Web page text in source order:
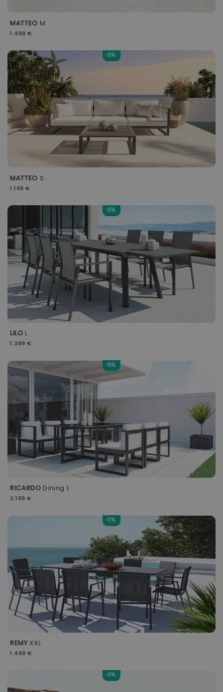
MATTEO M
1.499 €
-5%
MATTEO S
1.199 €
-5%
LILO L
1.399 €
-5%
RICARDO Dining L
2.199 €
-5%
REMYXXL
1.499 €
-5%